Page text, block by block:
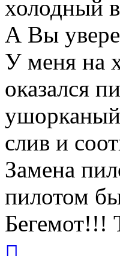
холодный
А Вы
У меня на
оказался
слив и
Замена
пилотом
Бегемот!!!